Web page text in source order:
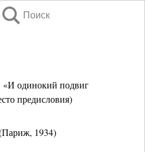
Поиск
«И одинокий подвиг
предисловия)
1934)